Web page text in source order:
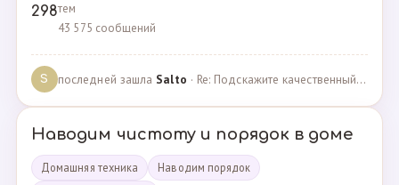
298тем
43 575 сообщений
S последней зашла Salto · Re: Подскажите качественный и крепкий капсульный ко… · 01.09.2024
Наводим чистоту и порядок в доме
Домашняя техника
Наводим порядок